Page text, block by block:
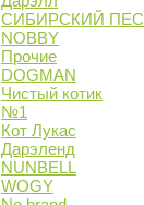
СИБИРСКИЙ ПЕС
NOBBY
Прочие
DOGMAN
Чистый котик
№1
Кот Лукас
Дарэленд
NUNBELL
WOGY